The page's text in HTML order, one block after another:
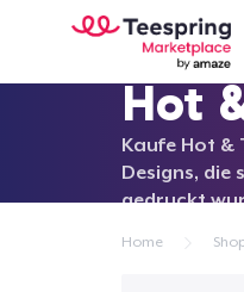
Hot
Kaufe Hot &
Designs,
gedruckt
Home